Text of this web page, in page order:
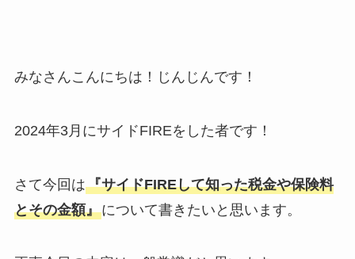
みなさんこんにちは！じんじんです！
2024年3月にサイドFIREをした者です！
さて今回は『サイドFIREして知った税金や保険料
とその金額』について書きたいと思います。